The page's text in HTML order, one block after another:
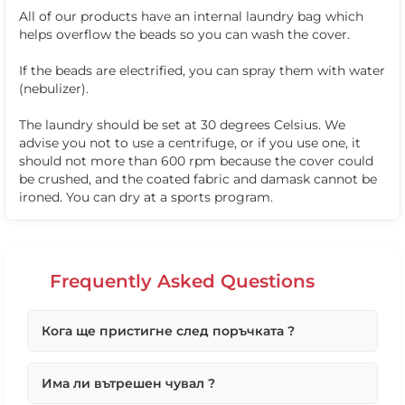
All of our products have an internal laundry bag which
helps overflow the beads so you can wash the cover.
If the beads are electrified, you can spray them with water
(nebulizer).
The laundry should be set at 30 degrees Celsius. We
advise you not to use a centrifuge, or if you use one, it
should not more than 600 rpm because the cover could
be crushed, and the coated fabric and damask cannot be
ironed. You can dry at a sports program.
Frequently Asked Questions
Кога ще пристигне след поръчката ?
най-бързо в работни дни, по телефона.
Има ли вътрешен чувал ?
❌ Няма да виждаш персонални оферти
❌ Няма да получиш специални отстъпки